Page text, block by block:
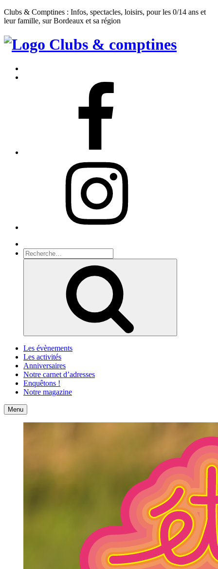
Clubs & Comptines : Infos, spectacles, loisirs, pour les 0/14 ans et
leur famille, sur Bordeaux et sa région
Clubs
Comptines
Recherche
pour
Les évènements
Les activités
Anniversaires
Notre carnet d’adresses
Enquêtons !
Notre magazine
Accueil
Menu Contact